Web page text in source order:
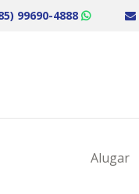
99690-4888
Alugar